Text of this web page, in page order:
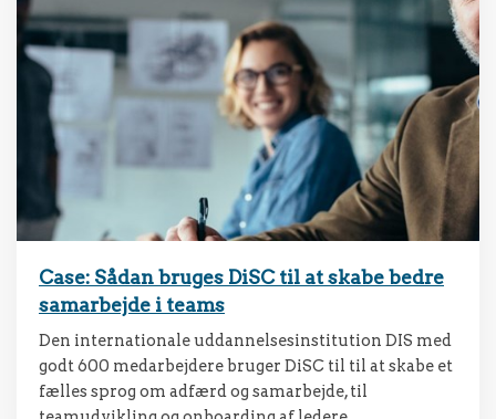
Case: Sådan bruges DiSC til at skabe bedre
samarbejde i teams
Den internationale uddannelsesinstitution DIS med
godt 600 medarbejdere bruger DiSC til til at skabe et
fælles sprog om adfærd og samarbejde, til